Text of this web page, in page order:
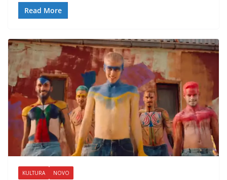
Read More
KULTURA NOVO